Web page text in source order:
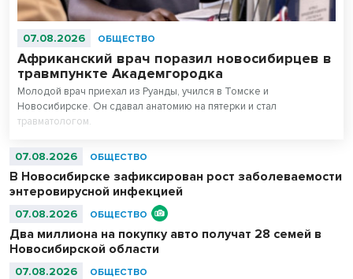
07.08.2026 ОБЩЕСТВО
Африканский врач поразил новосибирцев в
травмпункте Академгородка
Молодой врач приехал из Руанды, учился в Томске и
Новосибирске. Он сдавал анатомию на пятерки и стал
травматологом.
07.08.2026 ОБЩЕСТВО
В Новосибирске зафиксирован рост заболеваемости
энтеровирусной инфекцией
07.08.2026 ОБЩЕСТВО
Два миллиона на покупку авто получат 28 семей в
Новосибирской области
07.08.2026 ОБЩЕСТВО